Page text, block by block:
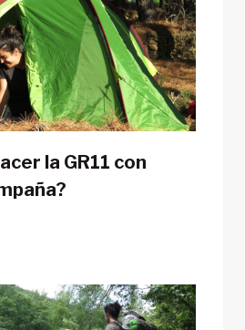
la GR11 con